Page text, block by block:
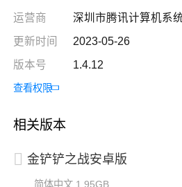
运营商
深圳市腾讯计算机系
更新时间
2023-05-26
版本号
1.4.12
查看权限
相关版本
金铲铲之战安卓版
简体中文 1.95GB